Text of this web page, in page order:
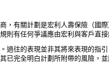
，有關計劃是宏利人壽保險（國
則有任何爭議應由宏利與客戶直接
過往的表現並非其將來表現的指
已完全明白計劃所附帶的風險